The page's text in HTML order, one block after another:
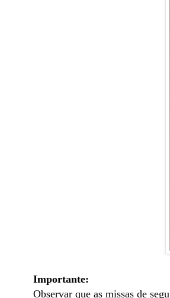
Importante:
Observar que as missas de